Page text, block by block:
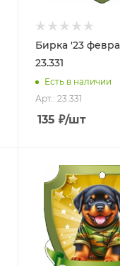
Бирка '23
23.331
Есть в наличии
Арт.: 23.331
135 ₽/шт